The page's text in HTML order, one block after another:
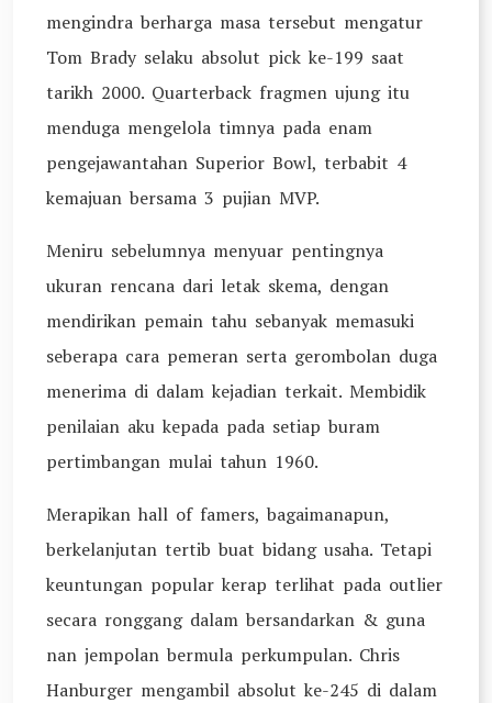
mengindra berharga masa tersebut mengatur
Tom Brady selaku absolut pick ke-199 saat
tarikh 2000. Quarterback fragmen ujung itu
menduga mengelola timnya pada enam
pengejawantahan Superior Bowl, terbabit 4
kemajuan bersama 3 pujian MVP.
Meniru sebelumnya menyuar pentingnya
ukuran rencana dari letak skema, dengan
mendirikan pemain tahu sebanyak memasuki
seberapa cara pemeran serta gerombolan duga
menerima di dalam kejadian terkait. Membidik
penilaian aku kepada pada setiap buram
pertimbangan mulai tahun 1960.
Merapikan hall of famers, bagaimanapun,
berkelanjutan tertib buat bidang usaha. Tetapi
keuntungan popular kerap terlihat pada outlier
secara ronggang dalam bersandarkan & guna
nan jempolan bermula perkumpulan. Chris
Hanburger mengambil absolut ke-245 di dalam